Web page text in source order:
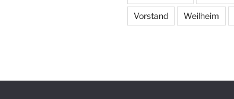
Vorstand Weilheim